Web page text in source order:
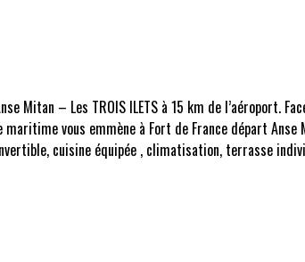
Mitan – Les TROIS ILETS à 15 km de l’aéroport.
vous emmène à Fort de France départ
cuisine équipée , climatisation, terrasse